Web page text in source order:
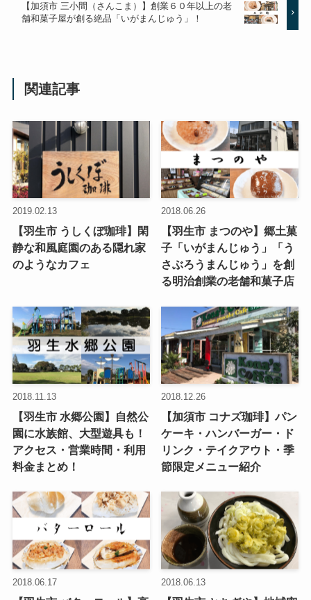
【加須市 三小間（さんこま）】創業６０年以上の老
舗和菓子屋が創る絶品「いがまんじゅう」！
関連記事
2019.02.13
【羽生市 うしくぼ珈琲】閑
静な和風庭園のある隠れ家
のようなカフェ
2018.06.26
【羽生市 まつのや】郷土菓
子「いがまんじゅう」「う
さぶろうまんじゅう」を創
る明治創業の老舗和菓子店
2018.11.13
【羽生市 水郷公園】自然公
園に水族館、大型遊具も！
アクセス・営業時間・利用
料金まとめ！
2018.12.26
【加須市 コナズ珈琲】パン
ケーキ・ハンバーガー・ド
リンク・テイクアウト・季
節限定メニュー紹介
2018.06.17 2018.06.13